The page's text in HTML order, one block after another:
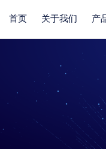
首页 关于我们 产